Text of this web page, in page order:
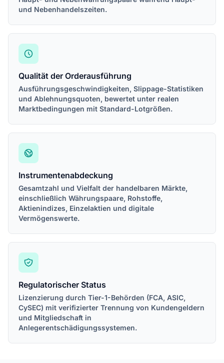
und Nebenhandelszeiten.
Qualität der Orderausführung
Ausführungsgeschwindigkeiten, Slippage-Statistiken
und Ablehnungsquoten, bewertet unter realen
Marktbedingungen mit Standard-Lotgrößen.
Instrumentenabdeckung
Gesamtzahl und Vielfalt der handelbaren Märkte,
einschließlich Währungspaare, Rohstoffe,
Aktienindizes, Einzelaktien und digitale
Vermögenswerte.
Regulatorischer Status
Lizenzierung durch Tier-1-Behörden (FCA, ASIC,
CySEC) mit verifizierter Trennung von Kundengeldern
und Mitgliedschaft in
Anlegerentschädigungssystemen.